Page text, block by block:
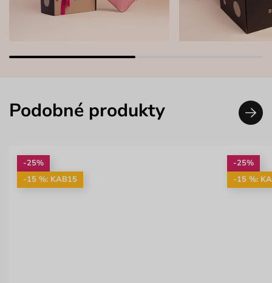
Podobné produkty
-25%
-15 %: KAB15
-25%
-15 %: